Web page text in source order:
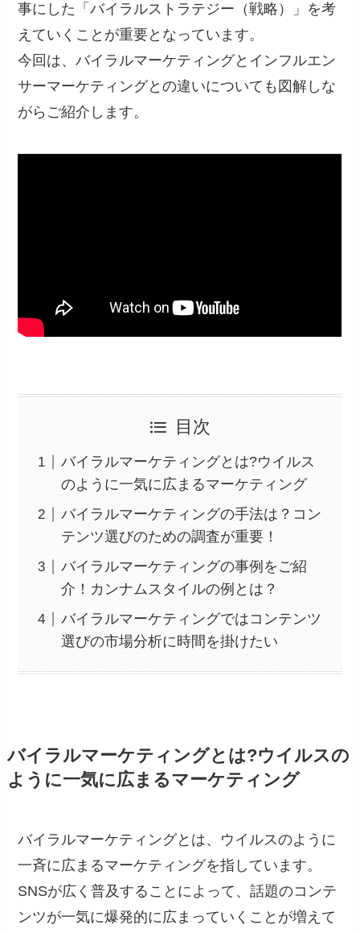
事にした「バイラルストラテジー（戦略）」を考
えていくことが重要となっています。
今回は、バイラルマーケティングとインフルエン
サーマーケティングとの違いについても図解しな
がらご紹介します。
目次
バイラルマーケティングとは?ウイルス
のように一気に広まるマーケティング
バイラルマーケティングの手法は？コン
テンツ選びのための調査が重要！
バイラルマーケティングの事例をご紹
介！カンナムスタイルの例とは？
バイラルマーケティングではコンテンツ
選びの市場分析に時間を掛けたい
バイラルマーケティングとは?ウイルスの
ように一気に広まるマーケティング
バイラルマーケティングとは、ウイルスのように
一斉に広まるマーケティングを指しています。
SNSが広く普及することによって、話題のコンテ
ンツが一気に爆発的に広まっていくことが増えて